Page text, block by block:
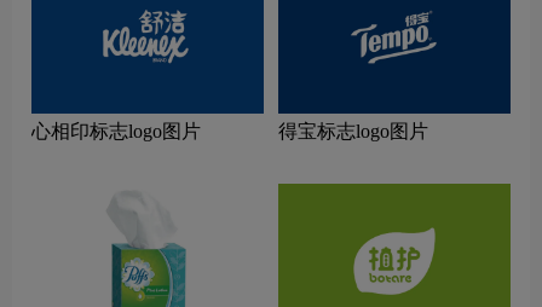
心相印标志logo图片 得宝标志logo图片